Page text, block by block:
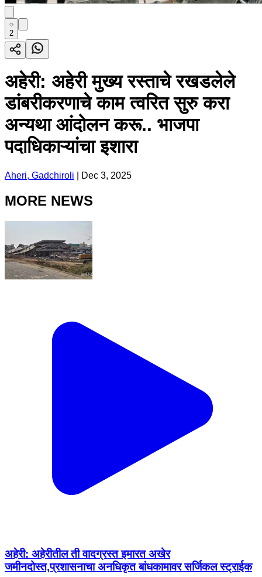
2
अहेरी: अहेरी मुख्य रस्ताचे रखडलेले
डांबरीकरणाचे काम त्वरित सुरु करा
अन्यथा आंदोलन करू.. भाजपा
पदाधिकाऱ्यांचा इशारा
Aheri, Gadchiroli Dec 3, 2025
MORE NEWS
अहेरी: अहेरीतील ती वादग्रस्त इमारत अखेर
जमीनदोस्त,प्रशासनाचा अनधिकृत बांधकामावर सर्जिकल स्ट्राईक